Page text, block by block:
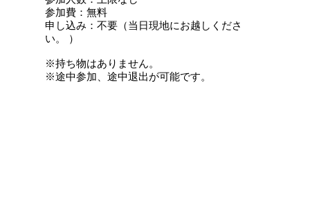
参加費：無料
申し込み：不要（当日現地にお越しくださ
い。 ）
※持ち物はありません。
※途中参加、途中退出が可能です。